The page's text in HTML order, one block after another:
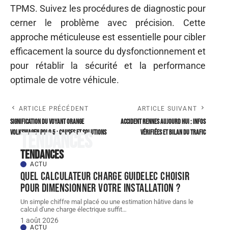
TPMS. Suivez les procédures de diagnostic pour
cerner le problème avec précision. Cette
approche méticuleuse est essentielle pour cibler
efficacement la source du dysfonctionnement et
pour rétablir la sécurité et la performance
optimale de votre véhicule.
ARTICLE PRÉCÉDENT
Signification du voyant orange
Volkswagen Polo 5 : causes et solutions
ARTICLE SUIVANT
Accident Rennes aujourd hui : infos
vérifiées et bilan du trafic
Tendances
Tendances
ACTU
Quel Calculateur charge guidelec choisir
pour dimensionner votre installation ?
Un simple chiffre mal placé ou une estimation hâtive dans le
calcul d'une charge électrique suffit…
1 août 2026
ACTU